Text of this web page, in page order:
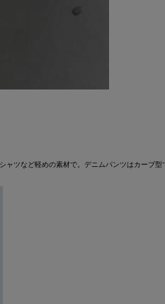
ツなど軽めの素材で。デニムパンツはカーブ